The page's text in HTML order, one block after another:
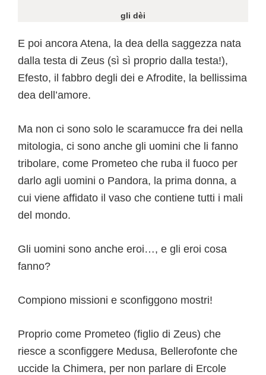
gli dèi
E poi ancora Atena, la dea della saggezza nata
dalla testa di Zeus (sì sì proprio dalla testa!),
Efesto, il fabbro degli dei e Afrodite, la bellissima
dea dell’amore.
Ma non ci sono solo le scaramucce fra dei nella
mitologia, ci sono anche gli uomini che li fanno
tribolare, come Prometeo che ruba il fuoco per
darlo agli uomini o Pandora, la prima donna, a
cui viene affidato il vaso che contiene tutti i mali
del mondo.
Gli uomini sono anche eroi…, e gli eroi cosa
fanno?
Compiono missioni e sconfiggono mostri!
Proprio come Prometeo (figlio di Zeus) che
riesce a sconfiggere Medusa, Bellerofonte che
uccide la Chimera, per non parlare di Ercole